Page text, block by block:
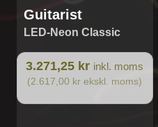
Guitarist
LED-Neon Classic
3.271,25 kr inkl. moms
(2.617,00 kr ekskl. moms)